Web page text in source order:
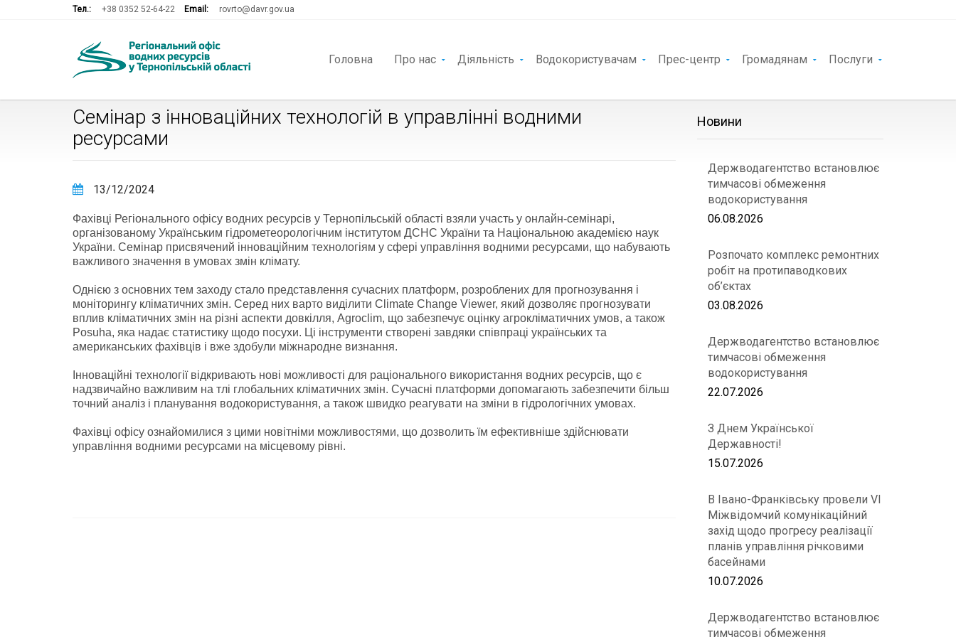
Тел.: +38 0352 52-64-22 Email: rovrto@davr.gov.ua
Головна Про нас Діяльність Водокористувачам Прес-центр Громадянам Послуги
Семінар з інноваційних технологій в управлінні водними
ресурсами
13/12/2024
Фахівці Регіонального офісу водних ресурсів у Тернопільській області взяли участь у онлайн-семінарі,
організованому Українським гідрометеорологічним інститутом ДСНС України та Національною академією наук
України. Семінар присвячений інноваційним технологіям у сфері управління водними ресурсами, що набувають
важливого значення в умовах змін клімату.
Однією з основних тем заходу стало представлення сучасних платформ, розроблених для прогнозування і
моніторингу кліматичних змін. Серед них варто виділити Climate Change Viewer, який дозволяє прогнозувати
вплив кліматичних змін на різні аспекти довкілля, Agroclim, що забезпечує оцінку агрокліматичних умов, а також
Posuha, яка надає статистику щодо посухи. Ці інструменти створені завдяки співпраці українських та
американських фахівців і вже здобули міжнародне визнання.
Інноваційні технології відкривають нові можливості для раціонального використання водних ресурсів, що є
надзвичайно важливим на тлі глобальних кліматичних змін. Сучасні платформи допомагають забезпечити більш
точний аналіз і планування водокористування, а також швидко реагувати на зміни в гідрологічних умовах.
Фахівці офісу ознайомилися з цими новітніми можливостями, що дозволить їм ефективніше здійснювати
управління водними ресурсами на місцевому рівні.
Новини
Держводагентство встановлює
тимчасові обмеження
водокористування
06.08.2026
Розпочато комплекс ремонтних
робіт на протипаводкових
об’єктах
03.08.2026
Держводагентство встановлює
тимчасові обмеження
водокористування
22.07.2026
З Днем Української
Державності!
15.07.2026
В Івано-Франківську провели VІ
Міжвідомчий комунікаційний
захід щодо прогресу реалізації
планів управління річковими
басейнами
10.07.2026
Держводагентство встановлює
тимчасові обмеження